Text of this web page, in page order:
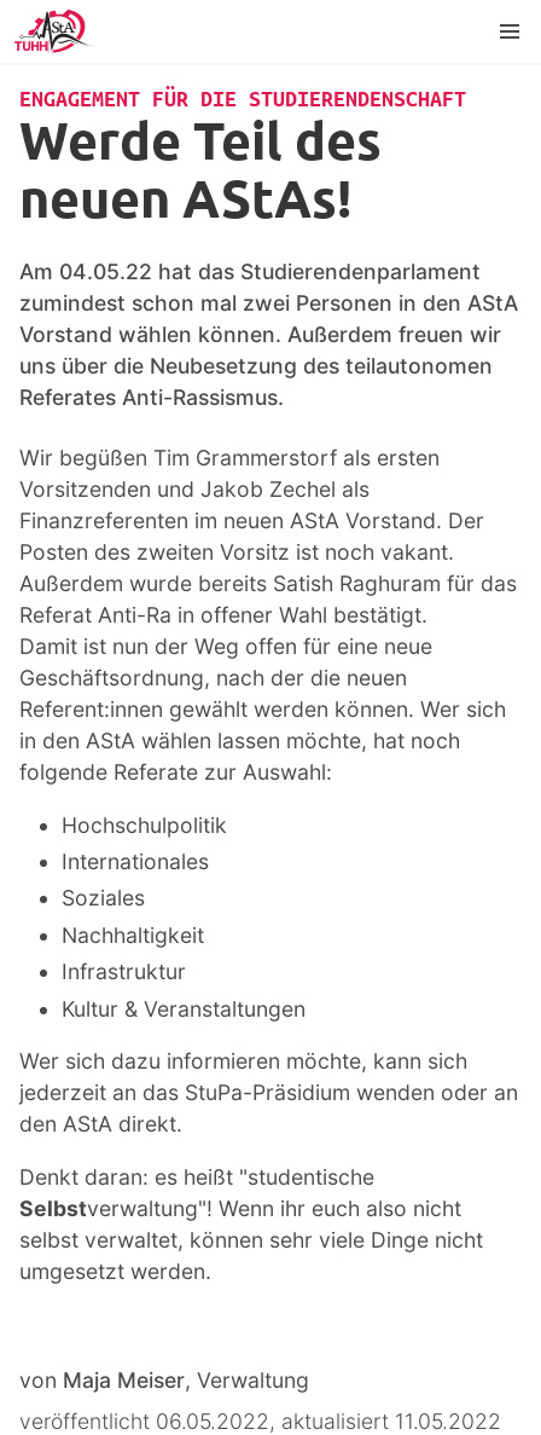
ENGAGEMENT FÜR DIE STUDIERENDENSCHAFT
Werde Teil des
neuen AStAs!
Am 04.05.22 hat das Studierendenparlament
zumindest schon mal zwei Personen in den AStA
Vorstand wählen können. Außerdem freuen wir
uns über die Neubesetzung des teilautonomen
Referates Anti-Rassismus.
Wir begüßen Tim Grammerstorf als ersten
Vorsitzenden und Jakob Zechel als
Finanzreferenten im neuen AStA Vorstand. Der
Posten des zweiten Vorsitz ist noch vakant.
Außerdem wurde bereits Satish Raghuram für das
Referat Anti-Ra in offener Wahl bestätigt.
Damit ist nun der Weg offen für eine neue
Geschäftsordnung, nach der die neuen
Referent:innen gewählt werden können. Wer sich
in den AStA wählen lassen möchte, hat noch
folgende Referate zur Auswahl:
Hochschulpolitik
Internationales
Soziales
Nachhaltigkeit
Infrastruktur
Kultur & Veranstaltungen
Wer sich dazu informieren möchte, kann sich
jederzeit an das StuPa-Präsidium wenden oder an
den AStA direkt.
Denkt daran: es heißt "studentische
Selbstverwaltung"! Wenn ihr euch also nicht
selbst verwaltet, können sehr viele Dinge nicht
umgesetzt werden.
von Maja Meiser, Verwaltung
veröffentlicht 06.05.2022, aktualisiert 11.05.2022